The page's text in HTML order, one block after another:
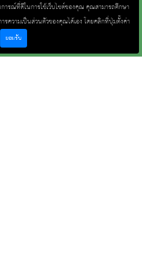
รณ์ที่ดีในการใช้เว็บไซต์ของคุณ คุณสามารถศึกษา
รความเป็นส่วนตัวของคุณได้เอง โดยคลิกที่ปุ่มตั้งค่า
ยอมรับ